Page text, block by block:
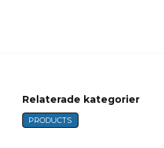
Relaterade kategorier
PRODUCTS